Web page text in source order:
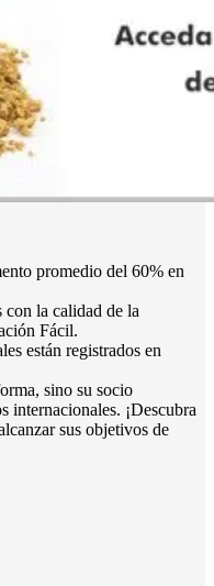
promedio del 60% en
con la calidad de la
Fácil.
están registrados en
sino su socio
internacionales. ¡Descubra
sus objetivos de